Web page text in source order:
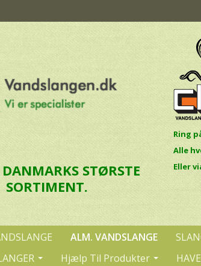
STØRSTE
SORTIMENT.
Ring
Alle
Eller
ALM. VANDSLANGE
Hjælp Til Produkter